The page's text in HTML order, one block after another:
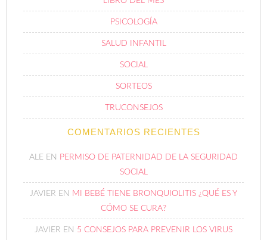
PSICOLOGÍA
SALUD INFANTIL
SOCIAL
SORTEOS
TRUCONSEJOS
COMENTARIOS RECIENTES
ALE EN PERMISO DE PATERNIDAD DE LA SEGURIDAD
SOCIAL
JAVIER EN MI BEBÉ TIENE BRONQUIOLITIS ¿QUÉ ES Y
CÓMO SE CURA?
JAVIER EN 5 CONSEJOS PARA PREVENIR LOS VIRUS